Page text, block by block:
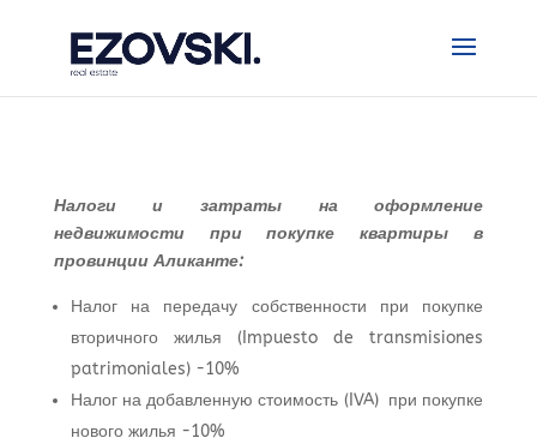
Налоги и затраты на оформление
недвижимости при покупке квартиры в
провинции Аликанте:
Налог на передачу собственности при покупке
вторичного жилья (Impuesto de transmisiones
patrimoniales) -10%
Налог на добавленную стоимость (IVA) при покупке
нового жилья -10%